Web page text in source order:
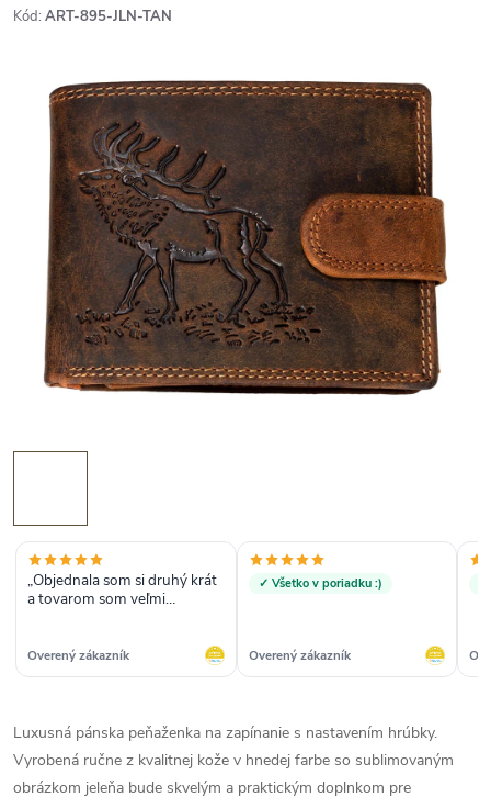
Kód: ART-895-JLN-TAN
„Objednala som si druhý krát
a tovarom som veľmi
Overený zákazník
✓ Všetko v poriadku :)
Overený zákazník
Luxusná pánska peňaženka na zapínanie s nastavením hrúbky.
Vyrobená ručne z kvalitnej kože v hnedej farbe so sublimovaným
obrázkom jeleňa bude skvelým a praktickým doplnkom pre